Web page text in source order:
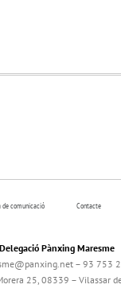
de comunicació Contacte
Delegació Pànxing Maresme
– 93 753
25, 08339 – Vilassar